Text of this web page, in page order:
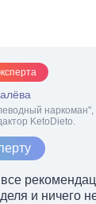
наркоман",
KetoDieto.
и ничего